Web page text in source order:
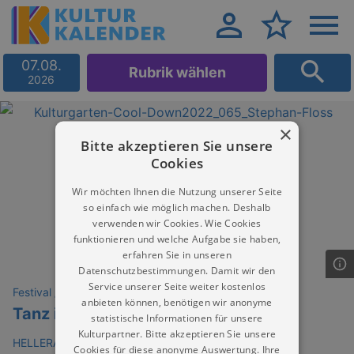
07.08.
2026 Rubrik wählen
Festival / Fest
Tanz in den Mai
HELLERAU - Europäisches Zentrum der Künste
×
Bitte akzeptieren Sie unsere
Cookies
Wir möchten Ihnen die Nutzung unserer Seite
so einfach wie möglich machen. Deshalb
verwenden wir Cookies. Wie Cookies
funktionieren und welche Aufgabe sie haben,
erfahren Sie in unseren
Datenschutzbestimmungen. Damit wir den
Service unserer Seite weiter kostenlos
anbieten können, benötigen wir anonyme
statistische Informationen für unsere
Kulturpartner. Bitte akzeptieren Sie unsere
Cookies für diese anonyme Auswertung. Ihre